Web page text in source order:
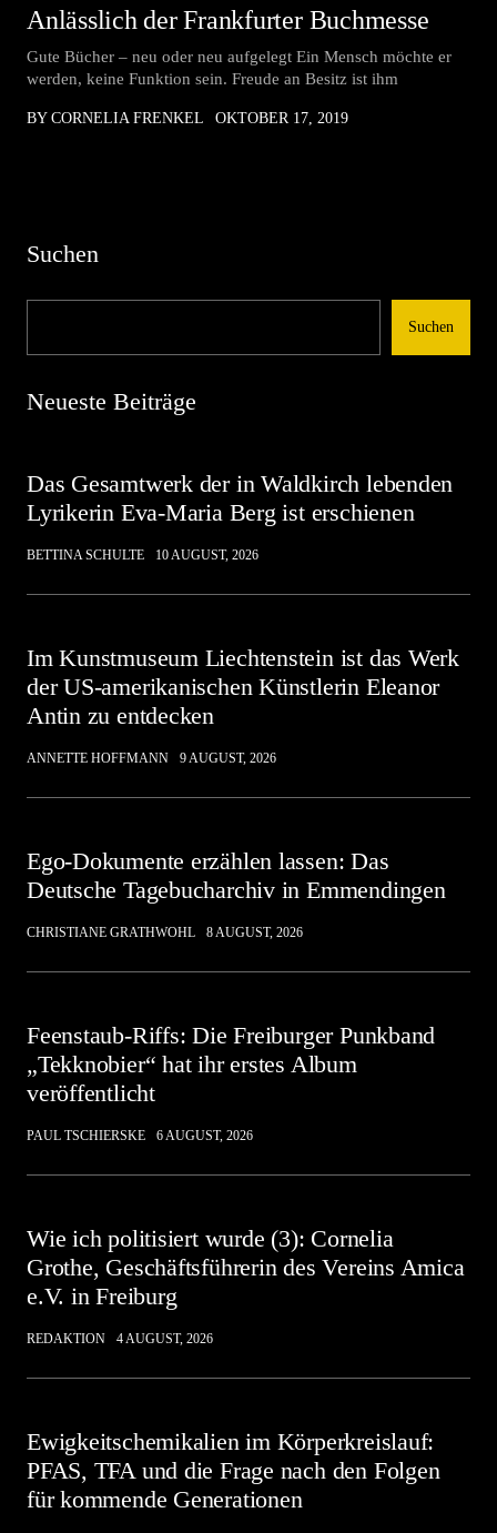
Anlässlich der Frankfurter Buchmesse
Gute Bücher – neu oder neu aufgelegt Ein Mensch möchte er
werden, keine Funktion sein. Freude an Besitz ist ihm
BY CORNELIA FRENKEL OKTOBER 17, 2019
Suchen
Suchen
Neueste Beiträge
Das Gesamtwerk der in Waldkirch lebenden
Lyrikerin Eva-Maria Berg ist erschienen
BETTINA SCHULTE 10 AUGUST, 2026
Im Kunstmuseum Liechtenstein ist das Werk
der US-amerikanischen Künstlerin Eleanor
Antin zu entdecken
ANNETTE HOFFMANN 9 AUGUST, 2026
Ego-Dokumente erzählen lassen: Das
Deutsche Tagebucharchiv in Emmendingen
CHRISTIANE GRATHWOHL 8 AUGUST, 2026
Feenstaub-Riffs: Die Freiburger Punkband
„Tekknobier“ hat ihr erstes Album
veröffentlicht
PAUL TSCHIERSKE 6 AUGUST, 2026
Wie ich politisiert wurde (3): Cornelia
Grothe, Geschäftsführerin des Vereins Amica
e.V. in Freiburg
REDAKTION 4 AUGUST, 2026
Ewigkeitschemikalien im Körperkreislauf:
PFAS, TFA und die Frage nach den Folgen
für kommende Generationen